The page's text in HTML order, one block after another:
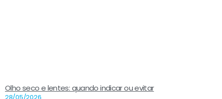
Olho seco e lentes: quando indicar ou evitar